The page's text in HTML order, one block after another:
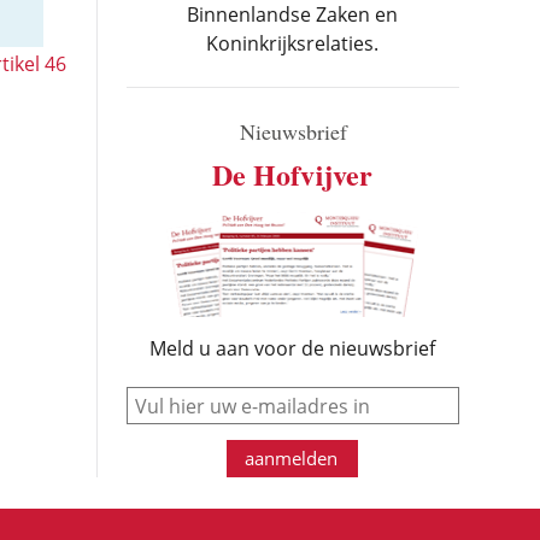
46
Binnenlandse Zaken en
Koninkrijksrelaties.
Nieuwsbrief
De Hofvijver
Meld u aan voor de nieuwsbrief
e-mail
aanmelden